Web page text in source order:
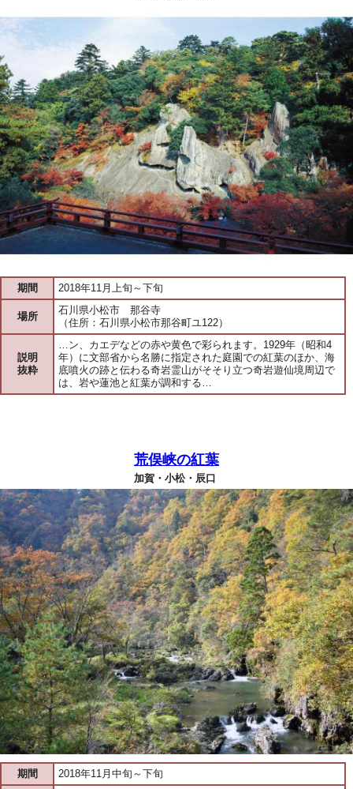
期間 2018年11月上旬～下旬
場所
石川県小松市 那谷寺
（住所：石川県小松市那谷町ユ122）
説明
抜粋
…ン、カエデなどの赤や黄色で彩られます。1929年（昭和4
年）に文部省から名勝に指定された庭園での紅葉のほか、海
底噴火の跡と伝わる奇岩霊山がそそり立つ奇岩遊仙境周辺で
は、岩や蓮池と紅葉が調和する…
荒俣峡の紅葉
加賀・小松・辰口
期間 2018年11月中旬～下旬